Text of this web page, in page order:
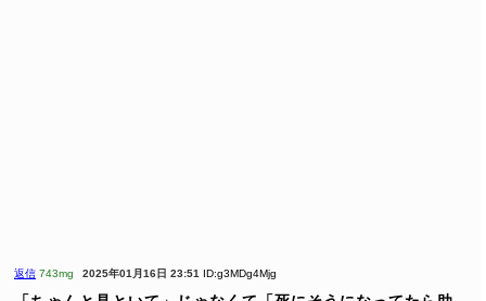
返信 743mg 2025年01月16日 23:51 ID:g3MDg4Mjg